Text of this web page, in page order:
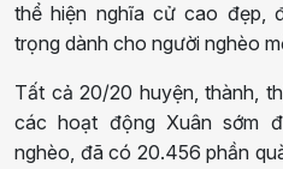
thể hiện nghĩa cử cao đẹp,
trọng dành cho người nghèo
Tất cả 20/20 huyện, thành,
các hoạt động Xuân sớm
nghèo, đã có 20.456 phần